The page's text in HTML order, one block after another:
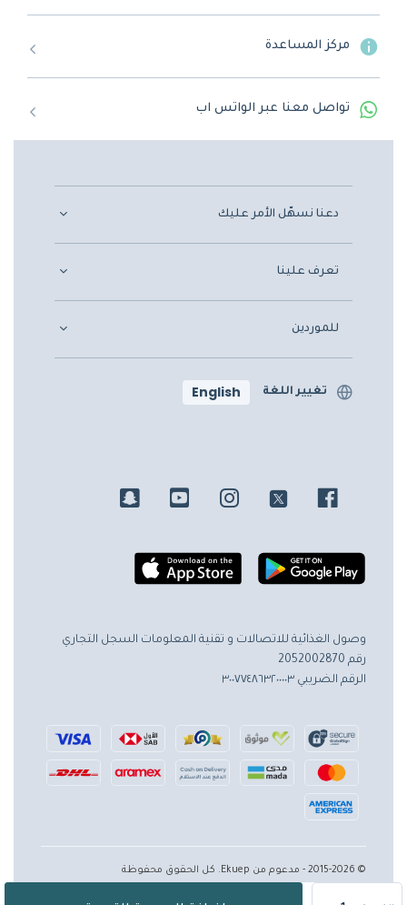
مركز المساعدة
تواصل معنا عبر الواتس اب
دعنا نسهّل الأمر عليك
تعرف علينا
للموردين
تغيير اللغة English
وصول الغذائية للاتصالات و تقنية المعلومات السجل التجاري
رقم 2052002870
الرقم الضريبي ٣٠٠٧٧٤٨٦٣٢٠٠٠٠٣
© 2015-2026 - مدعوم من Ekuep. كل الحقوق محفوظة